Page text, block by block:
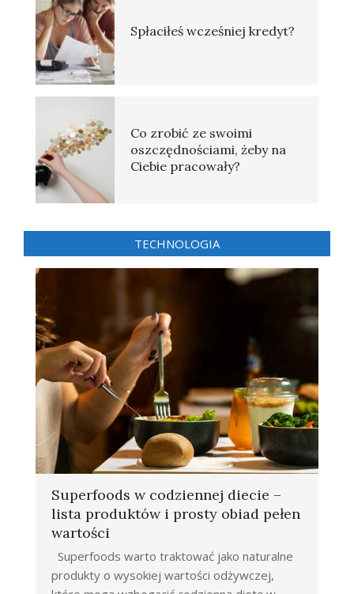
Spłaciłeś wcześniej kredyt?
Co zrobić ze swoimi
oszczędnościami, żeby na
Ciebie pracowały?
TECHNOLOGIA
Superfoods w codziennej diecie –
lista produktów i prosty obiad pełen
wartości
Superfoods warto traktować jako naturalne
produkty o wysokiej wartości odżywczej,